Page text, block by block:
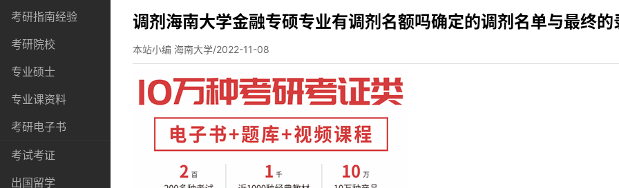
考研指南经验
考研院校
专业硕士
专业课资料
考研电子书
考试考证
出国留学
调剂海南大学金融专硕专业有调剂名额吗确定的调剂名单与最终的
本站小编 海南大学/2022-11-08